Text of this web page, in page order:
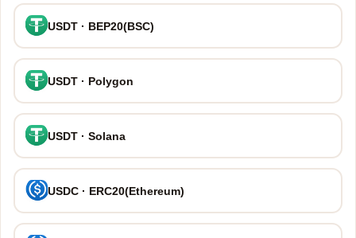
USDT · BEP20(BSC)
USDT · Polygon
USDT · Solana
USDC · ERC20(Ethereum)